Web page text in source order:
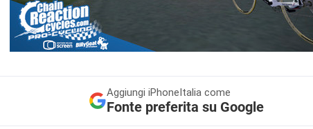
Aggiungi iPhoneItalia come
Fonte preferita su Google